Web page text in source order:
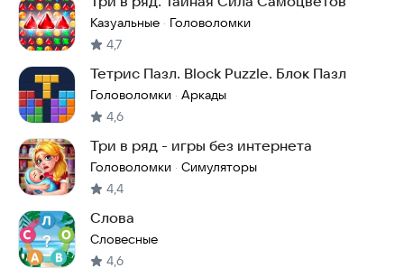
Казуальные · Головоломки
4,7
Тетрис Пазл. Block Puzzle. Блок Пазл
Головоломки · Аркады
4,6
Три в ряд - игры без интернета
Головоломки · Симуляторы
4,4
Слова
Словесные
4,6